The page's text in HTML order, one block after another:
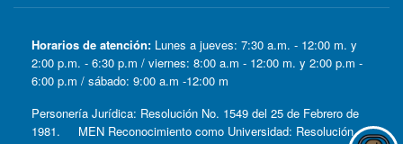
Horarios de atención: Lunes a jueves: 7:30 a.m. - 12:00 m. y
2:00 p.m. - 6:30 p.m / viernes: 8:00 a.m - 12:00 m. y 2:00 p.m -
6:00 p.m / sábado: 9:00 a.m -12:00 m
Personería Jurídica: Resolución No. 1549 del 25 de Febrero de
1981. MEN Reconocimiento como Universidad: Resolución